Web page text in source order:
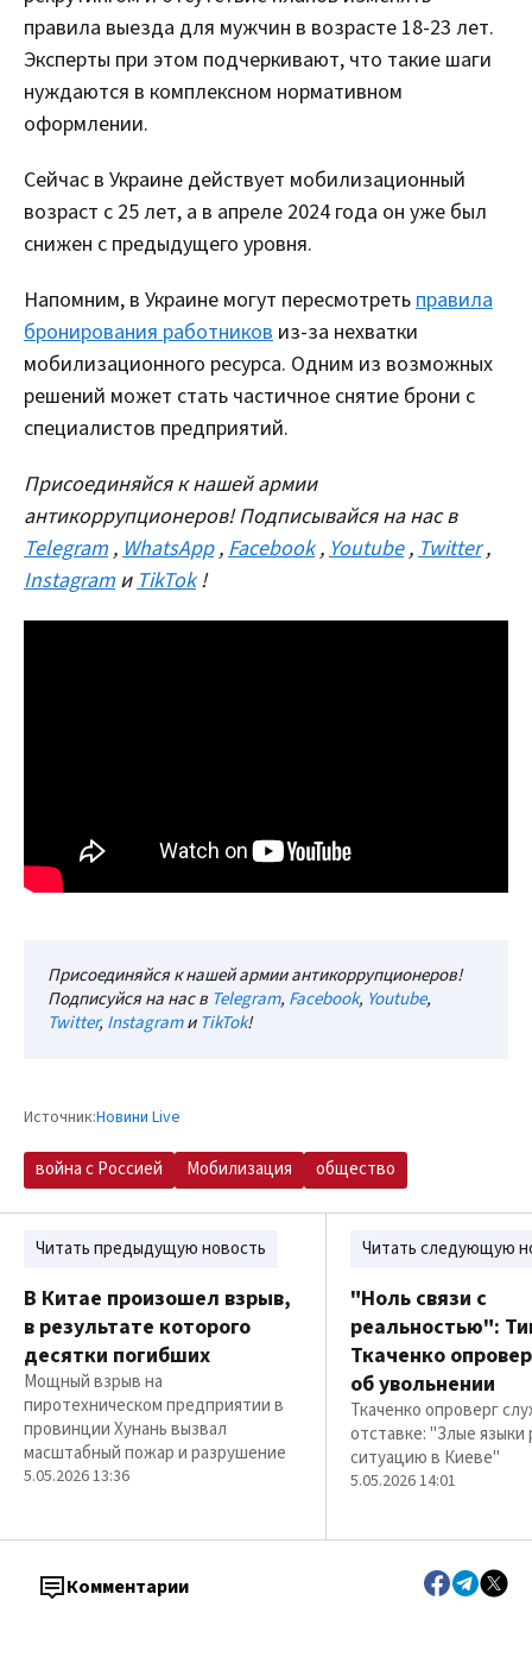
правила выезда для мужчин в возрасте 18-23 лет.
Эксперты при этом подчеркивают, что такие шаги
нуждаются в комплексном нормативном
оформлении.
Сейчас в Украине действует мобилизационный
возраст с 25 лет, а в апреле 2024 года он уже был
снижен с предыдущего уровня.
Напомним, в Украине могут пересмотреть правила
бронирования работников из-за нехватки
мобилизационного ресурса. Одним из возможных
решений может стать частичное снятие брони с
специалистов предприятий.
Присоединяйся к нашей армии
антикоррупционеров! Подписывайся на нас в
Telegram , WhatsApp , Facebook , Youtube , Twitter ,
Instagram и TikTok !
Присоединяйся к нашей армии антикоррупционеров!
Подписуйся на нас в Telegram, Facebook, Youtube,
Twitter, InstagramиTikTok!
Источник:Новини Live
война с Россией Мобилизация общество
Читать предыдущую новость
В Китае произошел взрыв,
в результате которого
десятки погибших
Мощный взрыв на
пиротехническом предприятии в
провинции Хунань вызвал
масштабный пожар и разрушение
5.05.2026 13:36
Читать следующую
"Ноль связи с
реальностью":
Ткаченко
об увольнении
Ткаченко опроверг
отставке: "Злые языки
ситуацию в Киеве"
5.05.2026 14:01
Комментарии